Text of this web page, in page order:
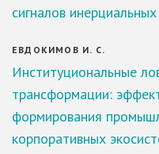
сигналов
ЕВДОКИМОВ И. С.
Институциональные
трансформации:
формирования
корпоративных